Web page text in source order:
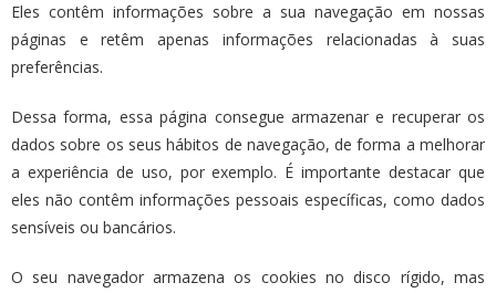
Eles contêm informações sobre a sua navegação em nossas
páginas e retêm apenas informações relacionadas à suas
preferências.
Dessa forma, essa página consegue armazenar e recuperar os
dados sobre os seus hábitos de navegação, de forma a melhorar
a experiência de uso, por exemplo. É importante destacar que
eles não contêm informações pessoais específicas, como dados
sensíveis ou bancários.
O seu navegador armazena os cookies no disco rígido, mas